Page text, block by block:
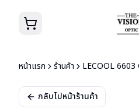
หน้าแรก ร้านค้า LECOOL 6603
กลับไปหน้าร้านค้า